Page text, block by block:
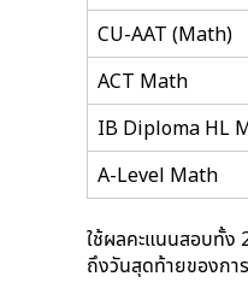
CU-AAT (Math)
ACT Math
IB Diploma HL
A-Level Math
ใช้ผลคะแนนสอบทั้ง
ถึงวันสุดท้ายของกา